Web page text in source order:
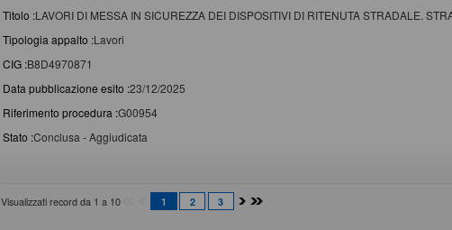
Titolo :LAVORI DI MESSA IN SICUREZZA DEI DISPOSITIVI DI RITENUTA STRADALE.
Tipologia appalto :Lavori
CIG :B8D4970871
Data pubblicazione esito :23/12/2025
Riferimento procedura :G00954
Stato :Conclusa - Aggiudicata
Visualizzati record da 1 a 10